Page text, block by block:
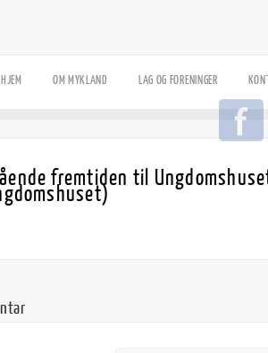
HJEM OM MYKLAND LAG OG FORENINGER
fremtiden til